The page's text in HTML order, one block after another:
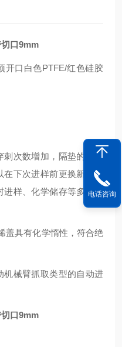
口9mm
开口白色PTFE/红色硅胶
次数增加，隔垫的密封
下次进样前更换新的隔
进样、化学储存等多种实
具有化学惰性，符合绝
机械臂抓取类型的自动进
口9mm
电话咨询